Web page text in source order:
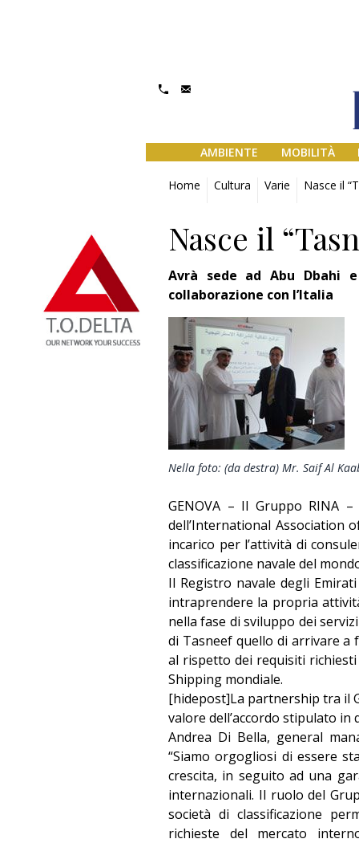
AMBIENTE MOBILITÀ
Home Cultura Varie Nasce il
Nasce il
Avrà sede ad Abu Dbahi
collaborazione con l’Italia
Nella foto: (da destra) Mr. Saif Al
GENOVA – Il Gruppo RINA
dell’International Association
incarico per l’attività di
classificazione navale del
Il Registro navale degli
intraprendere la propria
nella fase di sviluppo dei
di Tasneef quello di arrivare a
al rispetto dei requisiti richiesti
Shipping mondiale.
[hidepost]La partnership tra il
valore dell’accordo stipulato in
Andrea Di Bella, general
“Siamo orgogliosi di essere
crescita, in seguito ad una
internazionali. Il ruolo del
società di classificazione
richieste del mercato